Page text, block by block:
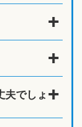
夫でしょ